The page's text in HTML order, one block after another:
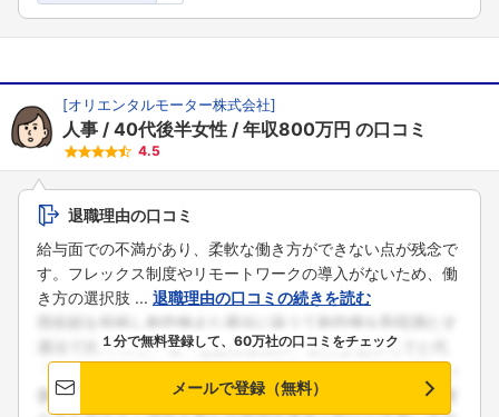
[オリエンタルモーター株式会社]
人事 40代後半女性 年収800万円 の口コミ
4.5
退職理由の口コミ
給与面での不満があり、柔軟な働き方ができない点が残念で
す。フレックス制度やリモートワークの導入がないため、働
き方の選択肢 ... 退職理由の口コミの続きを読む
１分で無料登録して、60万社の口コミをチェック
メールで登録（無料）